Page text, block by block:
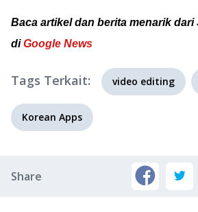
Baca artikel dan berita menarik
diGoogle News
Tags Terkait: video editing
Korean Apps
Share